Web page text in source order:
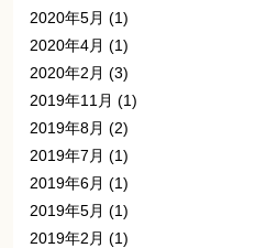
2020年5月 (1)
2020年4月 (1)
2020年2月 (3)
2019年11月 (1)
2019年8月 (2)
2019年7月 (1)
2019年6月 (1)
2019年5月 (1)
2019年2月 (1)